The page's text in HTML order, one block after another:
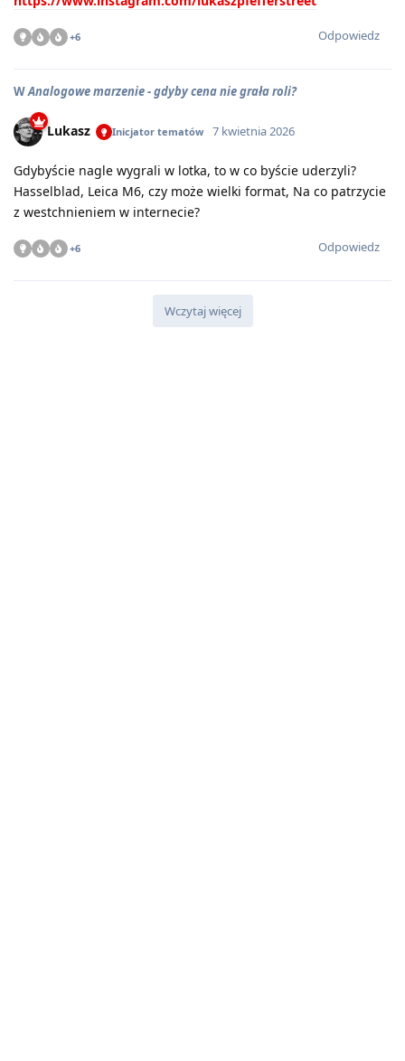
Odpowiedz
+6
WAnalogowe marzenie - gdyby cena nie grała roli?
Lukasz Inicjator tematów 7 kwietnia 2026
Gdybyście nagle wygrali w lotka, to w co byście uderzyli?
Hasselblad, Leica M6, czy może wielki format, Na co patrzycie
z westchnieniem w internecie?
Odpowiedz
+6
Wczytaj więcej